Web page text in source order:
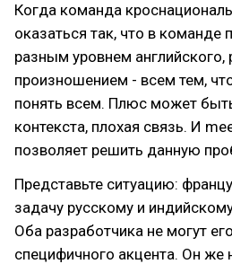
Когда команда
оказаться так, что в команде
разным уровнем английского,
произношением - всем тем,
понять всем. Плюс может
контекста, плохая связь. И
позволяет решить данную
Представьте ситуацию:
задачу русскому и
Оба разработчика не могут
специфичного акцента. Он же